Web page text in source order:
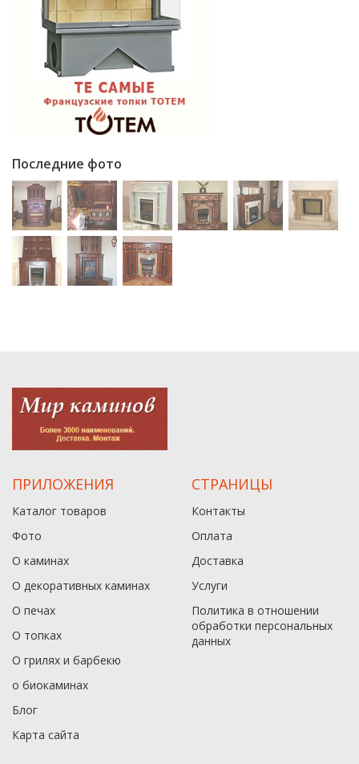
Последние фото
ПРИЛОЖЕНИЯ
Каталог товаров
Фото
О каминах
О декоративных каминах
О печах
О топках
О грилях и барбекю
о биокаминах
Блог
Карта сайта
СТРАНИЦЫ
Контакты
Оплата
Доставка
Услуги
Политика в отношении
обработки персональных
данныx